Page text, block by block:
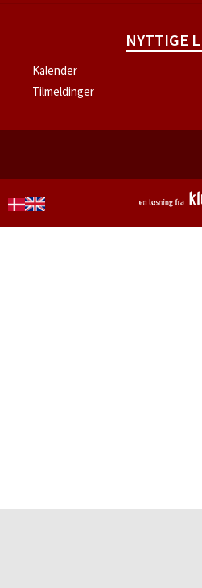
NYTTIGE
Kalender
Tilmeldinger